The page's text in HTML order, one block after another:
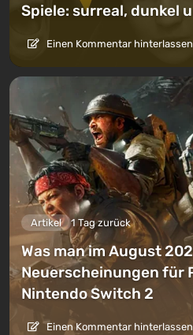
Spiele: surreal, dunkel
Einen Kommentar hinterlassen
Artikel 1 Tag zurück
Was man im August
Neuerscheinungen für
Nintendo Switch 2
Einen Kommentar hinterlassen